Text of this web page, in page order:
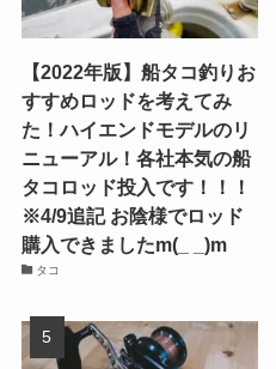
【2022年版】船タコ釣りお
すすめロッドを考えてみ
た！ハイエンドモデルのリ
ニューアル！各社本気の船
タコロッド投入です！！！
※4/9追記 お陰様でロッド
購入できましたm(_ _)m
タコ